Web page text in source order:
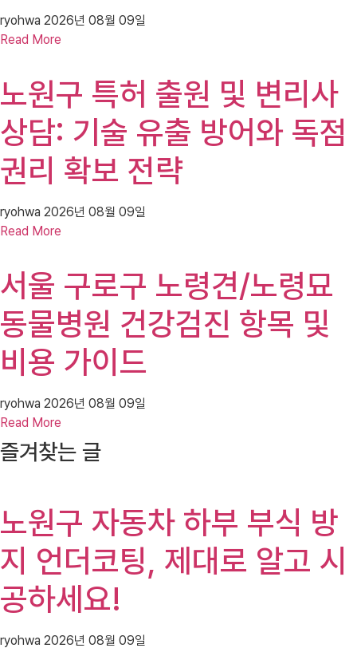
ryohwa 2026년 08월 09일
Read More
노원구 특허 출원 및 변리사
상담: 기술 유출 방어와 독점
권리 확보 전략
ryohwa 2026년 08월 09일
Read More
서울 구로구 노령견/노령묘
동물병원 건강검진 항목 및
비용 가이드
ryohwa 2026년 08월 09일
Read More
즐겨찾는 글
노원구 자동차 하부 부식 방
지 언더코팅, 제대로 알고 시
공하세요!
ryohwa 2026년 08월 09일